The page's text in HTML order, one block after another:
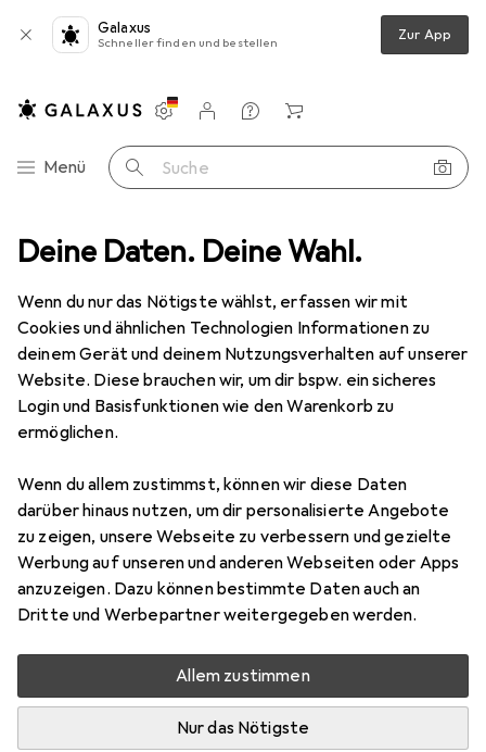
Deine Daten. Deine Wahl.
Wenn du nur das Nötigste wählst, erfassen wir mit
Cookies und ähnlichen Technologien Informationen zu
deinem Gerät und deinem Nutzungsverhalten auf unserer
Website. Diese brauchen wir, um dir bspw. ein sicheres
Login und Basisfunktionen wie den Warenkorb zu
ermöglichen.
Wenn du allem zustimmst, können wir diese Daten
darüber hinaus nutzen, um dir personalisierte Angebote
zu zeigen, unsere Webseite zu verbessern und gezielte
Werbung auf unseren und anderen Webseiten oder Apps
anzuzeigen. Dazu können bestimmte Daten auch an
Dritte und Werbepartner weitergegeben werden.
Allem zustimmen
Nur das Nötigste
Galaxus
Schneller finden und bestellen Zur App
Navigation nach Kategorien
Menü Suche
Einstellungen
Kundenkonto
Vergleichslisten
Merklisten
Warenkorb
Wintersport Schutzausrüstung Skibrille
15 Bilder
OakleyFall Line
EUR
178,51
Schneller lieferbar
Angebot für
Bewertungen Marke
Zwischen Do, 13.8. und Mo, 17.8. geliefert
Mehr als 10 Stück an Lager beim Drittanbieter